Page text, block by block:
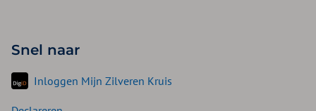
Snel naar
Inloggen Mijn Zilveren Kruis